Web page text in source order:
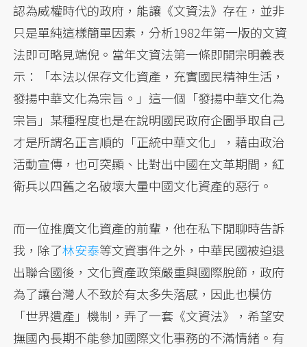
認為威權時代的政府，能讓《文資法》存在，並非
只是單純這樣簡單因素，分析1982年第一版的文資
法即可略見端倪。當年文資法第一條即開宗明義表
示：「本法以保存文化資產，充實國民精神生活，
發揚中華文化為宗旨。」這一個「發揚中華文化為
宗旨」某種程度也是在說明國民政府企圖爭取自己
才是所謂名正言順的「正統中華文化」，藉由政治
活動宣傳，也可突顯、比對出中國在文革期間，紅
衛兵以四舊之名破壞大量中國文化資產的惡行。
而一位推廣文化資產的前輩，他在私下閒聊時告訴
我，除了林安泰等文資事件之外，中華民國被迫退
出聯合國後，文化資產政策嚴重與國際脫節，政府
為了讓台灣人不致於有太多失落感，因此也模仿
「世界遺產」機制，弄了一套《文資法》，希望安
撫國內長期不能參加國際文化事務的不滿情緒。有